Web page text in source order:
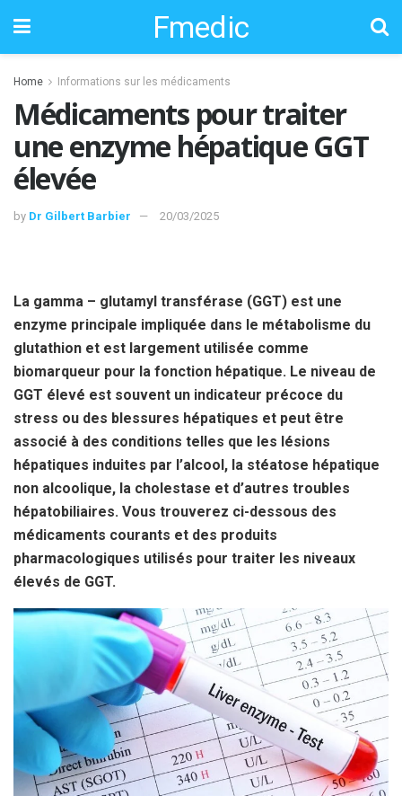
Fmedic
Home Informations sur les médicaments
Médicaments pour traiter
une enzyme hépatique GGT
élevée
by Dr Gilbert Barbier 20/03/2025
La gamma – glutamyl transférase (GGT) est une
enzyme principale impliquée dans le métabolisme du
glutathion et est largement utilisée comme
biomarqueur pour la fonction hépatique. Le niveau de
GGT élevé est souvent un indicateur précoce du
stress ou des blessures hépatiques et peut être
associé à des conditions telles que les lésions
hépatiques induites par l’alcool, la stéatose hépatique
non alcoolique, la cholestase et d’autres troubles
hépatobiliaires. Vous trouverez ci-dessous des
médicaments courants et des produits
pharmacologiques utilisés pour traiter les niveaux
élevés de GGT.